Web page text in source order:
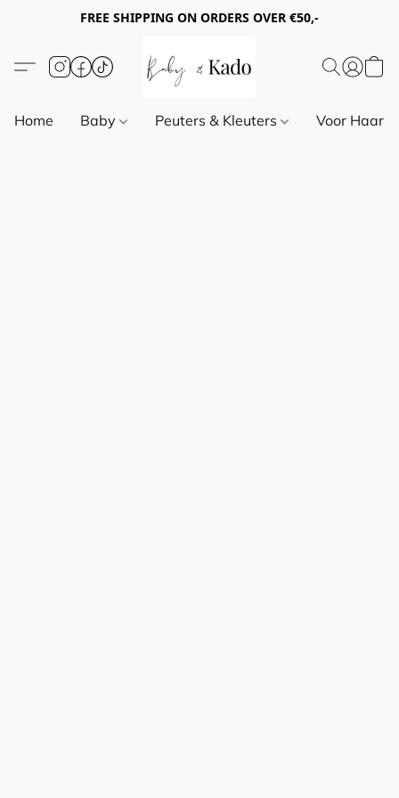
FREE SHIPPING ON ORDERS OVER €50,-
Home Baby Peuters & Kleuters Voor Haar